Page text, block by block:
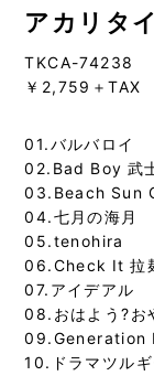
アカリタ
TKCA-74238
￥2,759＋TAX
01.バルバロイ
02.Bad Boy 武
03.Beach Sun
04.七月の海月
05.tenohira
06.Check It 拉
07.アイデアル
08.おはよう?
09.Generation
10.ドラマツルギ